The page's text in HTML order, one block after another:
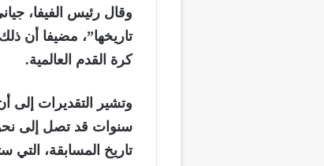
وقال رئيس الفيفا،
تاريخها”، مضيفا أن
كرة القدم العالمية.
وتشير التقديرات إلى
تاريخ المسابقة، التي